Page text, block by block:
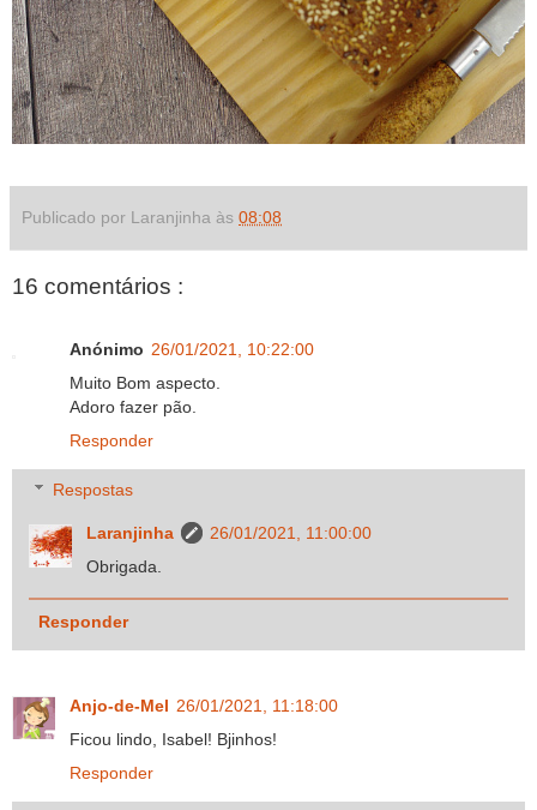
Publicado por Laranjinha às 08:08
16 comentários :
Anónimo 26/01/2021, 10:22:00
Muito Bom aspecto.
Adoro fazer pão.
Responder
Respostas
Laranjinha
26/01/2021, 11:00:00
Obrigada.
Responder
Anjo-de-Mel 26/01/2021, 11:18:00
Ficou lindo, Isabel! Bjinhos!
Responder